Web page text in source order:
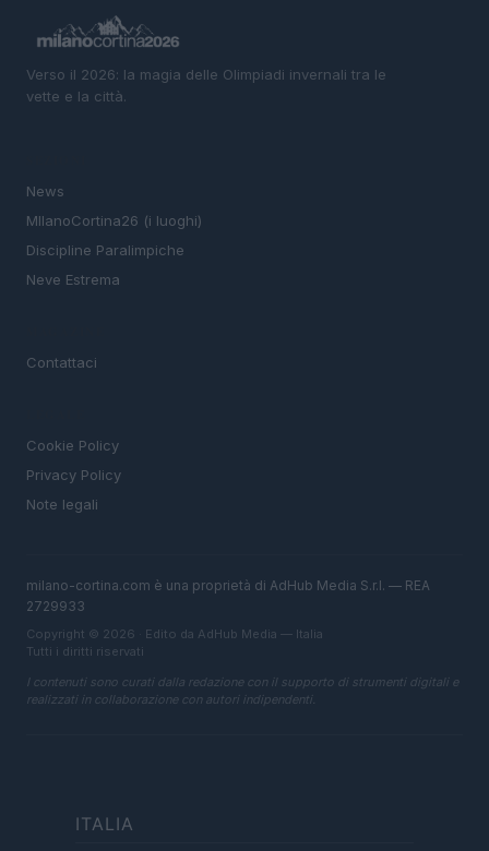
Verso il 2026: la magia delle Olimpiadi invernali tra le
vette e la città.
News
MIlanoCortina26 (i luoghi)
Discipline Paralimpiche
Neve Estrema
Contattaci
Cookie Policy
Privacy Policy
Note legali
milano-cortina.com è una proprietà di AdHub Media S.r.l. — REA
2729933
Copyright © 2026 · Edito da AdHub Media — Italia
Tutti i diritti riservati
I contenuti sono curati dalla redazione con il supporto di strumenti digitali e
realizzati in collaborazione con autori indipendenti.
ITALIA